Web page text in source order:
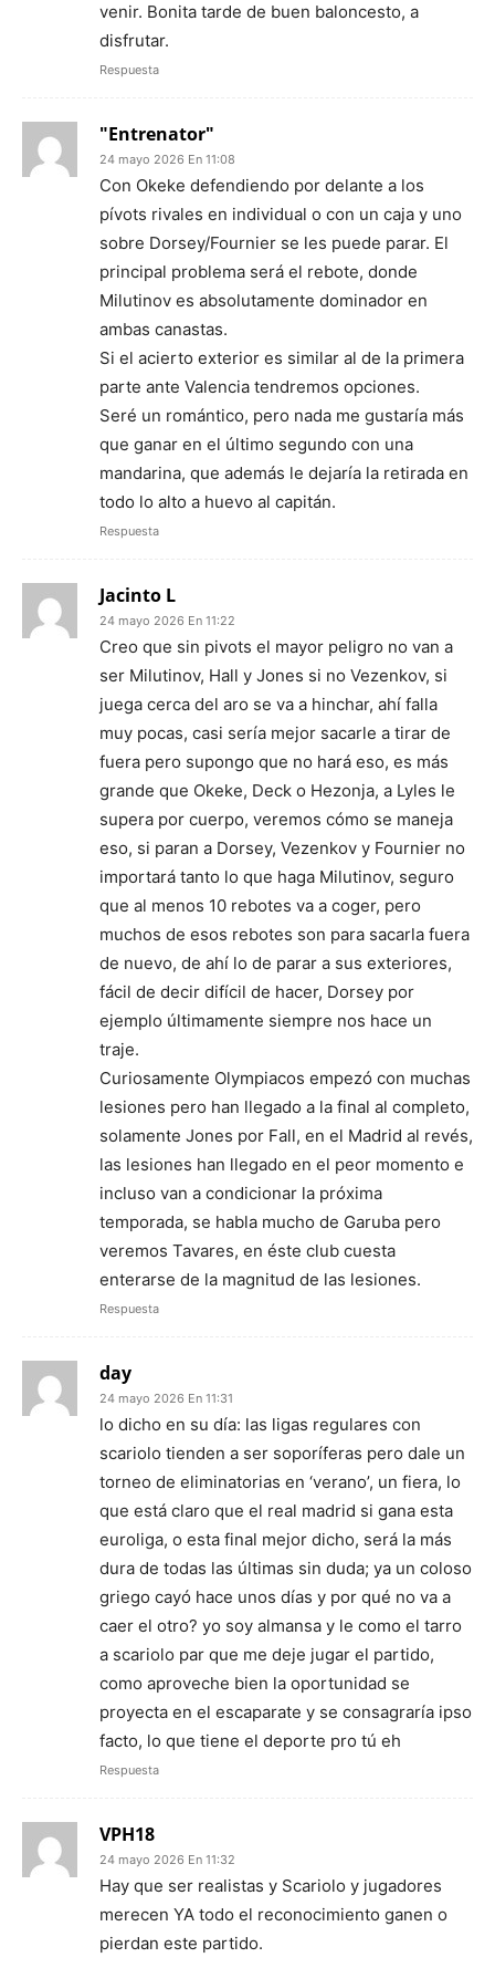
venir. Bonita tarde de buen baloncesto, a
disfrutar.
Respuesta
"Entrenator"
24 mayo 2026 En 11:08
Con Okeke defendiendo por delante a los
pívots rivales en individual o con un caja y uno
sobre Dorsey/Fournier se les puede parar. El
principal problema será el rebote, donde
Milutinov es absolutamente dominador en
ambas canastas.
Si el acierto exterior es similar al de la primera
parte ante Valencia tendremos opciones.
Seré un romántico, pero nada me gustaría más
que ganar en el último segundo con una
mandarina, que además le dejaría la retirada en
todo lo alto a huevo al capitán.
Respuesta
Jacinto L
24 mayo 2026 En 11:22
Creo que sin pivots el mayor peligro no van a
ser Milutinov, Hall y Jones si no Vezenkov, si
juega cerca del aro se va a hinchar, ahí falla
muy pocas, casi sería mejor sacarle a tirar de
fuera pero supongo que no hará eso, es más
grande que Okeke, Deck o Hezonja, a Lyles le
supera por cuerpo, veremos cómo se maneja
eso, si paran a Dorsey, Vezenkov y Fournier no
importará tanto lo que haga Milutinov, seguro
que al menos 10 rebotes va a coger, pero
muchos de esos rebotes son para sacarla fuera
de nuevo, de ahí lo de parar a sus exteriores,
fácil de decir difícil de hacer, Dorsey por
ejemplo últimamente siempre nos hace un
traje.
Curiosamente Olympiacos empezó con muchas
lesiones pero han llegado a la final al completo,
solamente Jones por Fall, en el Madrid al revés,
las lesiones han llegado en el peor momento e
incluso van a condicionar la próxima
temporada, se habla mucho de Garuba pero
veremos Tavares, en éste club cuesta
enterarse de la magnitud de las lesiones.
Respuesta
day
24 mayo 2026 En 11:31
lo dicho en su día: las ligas regulares con
scariolo tienden a ser soporíferas pero dale un
torneo de eliminatorias en ‘verano’, un fiera, lo
que está claro que el real madrid si gana esta
euroliga, o esta final mejor dicho, será la más
dura de todas las últimas sin duda; ya un coloso
griego cayó hace unos días y por qué no va a
caer el otro? yo soy almansa y le como el tarro
a scariolo par que me deje jugar el partido,
como aproveche bien la oportunidad se
proyecta en el escaparate y se consagraría ipso
facto, lo que tiene el deporte pro tú eh
Respuesta
VPH18
24 mayo 2026 En 11:32
Hay que ser realistas y Scariolo y jugadores
merecen YA todo el reconocimiento ganen o
pierdan este partido.